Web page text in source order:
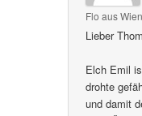
Flo aus Wien
Lieber
Elch Emil
drohte
und damit